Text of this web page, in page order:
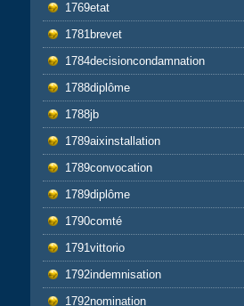
1769etat
1781brevet
1784decisioncondamnation
1788diplôme
1788jb
1789aixinstallation
1789convocation
1789diplôme
1790comté
1791vittorio
1792indemnisation
1792nomination